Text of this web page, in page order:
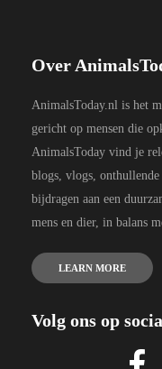
Over
AnimalsToday.nl is het
gericht op mensen die
AnimalsToday vind je
blogs, vlogs,
bijdragen aan een
mens en dier, in balans
LEARN MORE
Volg ons op